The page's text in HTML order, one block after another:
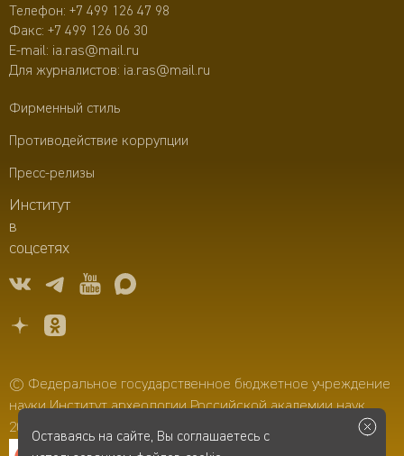
Телефон: +7 499 126 47 98
Факс: +7 499 126 06 30
E-mail: ia.ras@mail.ru
Для журналистов: ia.ras@mail.ru
Фирменный стиль
Противодействие коррупции
Пресс-релизы
Институт
в
соцсетях
© Федеральное государственное бюджетное учреждение
науки Институт археологии Российской академии наук,
2006–2026
Оставаясь на сайте, Вы соглашаетесь с